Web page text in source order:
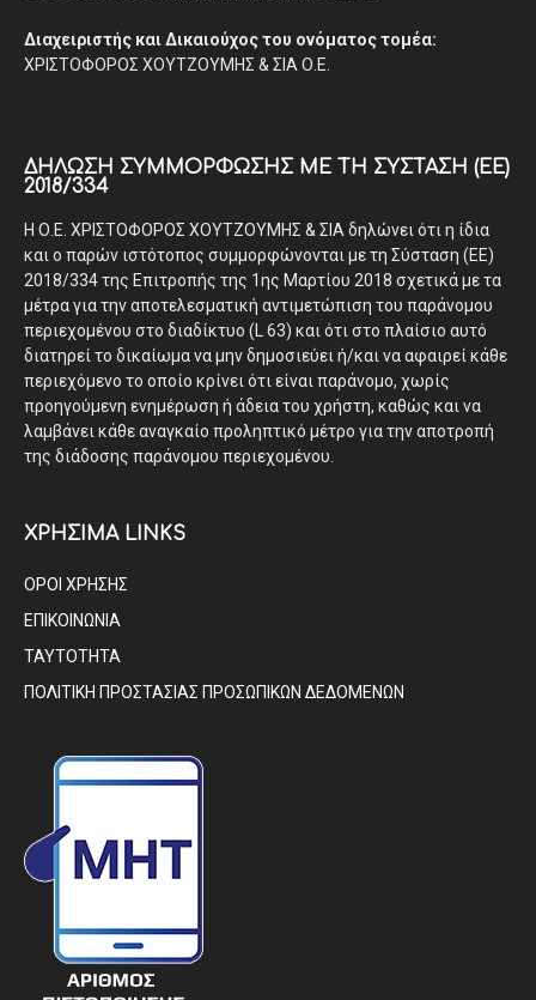
Διαχειριστής και Δικαιούχος του ονόματος τομέα:
ΧΡΙΣΤΟΦΟΡΟΣ ΧΟΥΤΖΟΥΜΗΣ & ΣΙΑ Ο.Ε.
ΔΉΛΩΣΗ ΣΥΜΜΌΡΦΩΣΗΣ ΜΕ ΤΗ ΣΎΣΤΑΣΗ (ΕΕ)
2018/334
Η Ο.Ε. ΧΡΙΣΤΟΦΟΡΟΣ ΧΟΥΤΖΟΥΜΗΣ & ΣΙΑ δηλώνει ότι η ίδια
και ο παρών ιστότοπος συμμορφώνονται με τη Σύσταση (ΕΕ)
2018/334 της Επιτροπής της 1ης Μαρτίου 2018 σχετικά με τα
μέτρα για την αποτελεσματική αντιμετώπιση του παράνομου
περιεχομένου στο διαδίκτυο (L 63) και ότι στο πλαίσιο αυτό
διατηρεί το δικαίωμα να μην δημοσιεύει ή/και να αφαιρεί κάθε
περιεχόμενο το οποίο κρίνει ότι είναι παράνομο, χωρίς
προηγούμενη ενημέρωση ή άδεια του χρήστη, καθώς και να
λαμβάνει κάθε αναγκαίο προληπτικό μέτρο για την αποτροπή
της διάδοσης παράνομου περιεχομένου.
ΧΡΗΣΙΜΑ LINKS
ΟΡΟΙ ΧΡΗΣΗΣ
ΕΠΙΚΟΙΝΩΝΙΑ
ΤΑΥΤΟΤΗΤΑ
ΠΟΛΙΤΙΚΗ ΠΡΟΣΤΑΣΙΑΣ ΠΡΟΣΩΠΙΚΩΝ ΔΕΔΟΜΕΝΩΝ